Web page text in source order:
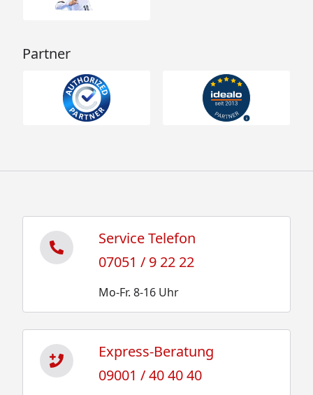
Partner
Service Telefon
07051 / 9 22 22
Mo-Fr. 8-16 Uhr
Express-Beratung
09001 / 40 40 40